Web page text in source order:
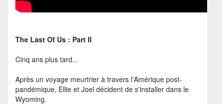
The Last Of Us : Part II
Cinq ans plus tard...
Après un voyage meurtrier à travers l'Amérique post-
pandémique, Ellie et Joel décident de s'installer dans le
Wyoming.